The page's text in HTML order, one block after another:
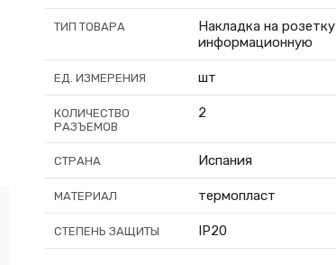
ТИП ТОВАРА
Накладка на розетку
информационную
ЕД. ИЗМЕРЕНИЯ шт
КОЛИЧЕСТВО
РАЗЪЕМОВ
2
СТРАНА Испания
МАТЕРИАЛ термопласт
СТЕПЕНЬ ЗАЩИТЫ IP20